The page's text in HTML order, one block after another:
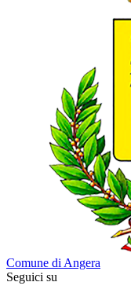
Comune di Angera
Seguici su